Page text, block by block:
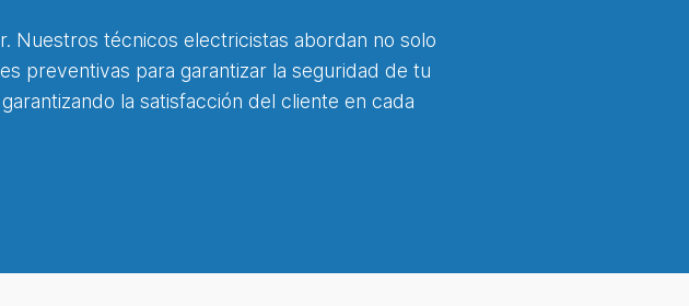
Nuestros técnicos electricistas abordan no solo
preventivas para garantizar la seguridad de tu
la satisfacción del cliente en cada